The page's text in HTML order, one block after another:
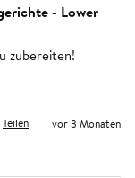
- Lower
zubereiten!
Teilen vor 3 Monaten